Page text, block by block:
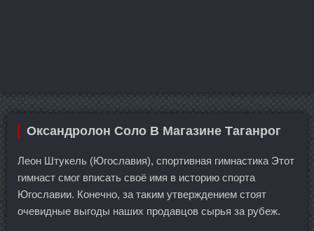
Оксандролон Соло В Магазине Таганрог
Леон Штукель (Югославия), спортивная гимнастика Этот
гимнаст смог вписать своё имя в историю спорта
Югославии. Конечно, за таким утверждением стоят
очевидные выгоды наших продавцов сырья за рубеж.